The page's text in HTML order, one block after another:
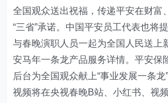
全国观众送出祝福，传递平安在财富
“三省”承诺。中国平安员工代表也将
与春晚演职人员一起为全国人民送上
安马年一条龙产品服务详情。平安保
后台为全国观众献上“事业发展一条
视频将在央视春晚B站、小红书、视